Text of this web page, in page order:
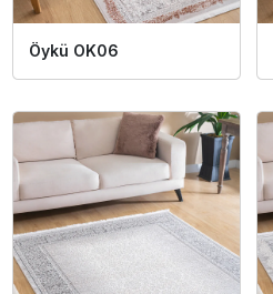
Öykü OK06